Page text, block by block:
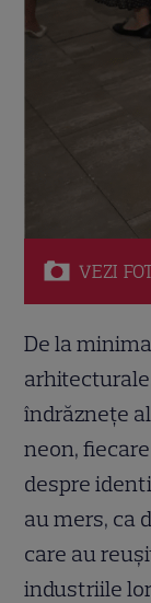
VEZI
De la
îndrăznețe
neon,
despre
au mers, ca
care au
industriile